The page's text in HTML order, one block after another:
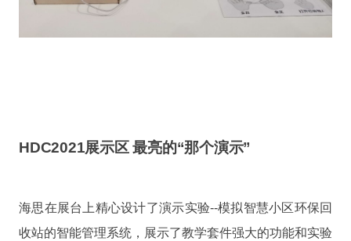
HDC2021展示区 最亮的“那个演示”
海思在展台上精心设计了演示实验--模拟智慧小区环保回
收站的智能管理系统，展示了教学套件强大的功能和实验